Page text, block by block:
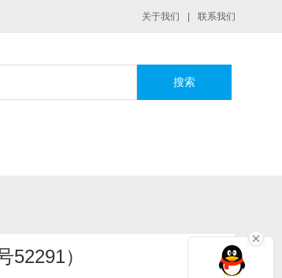
关于我们 联系我们
52291）